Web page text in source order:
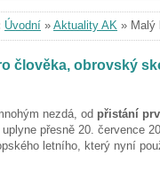
Úvodní » Aktuality AK » Malý
člověka, obrovský
nezdá, od přistání
uplyne přesně 20. července
letního, který nyní